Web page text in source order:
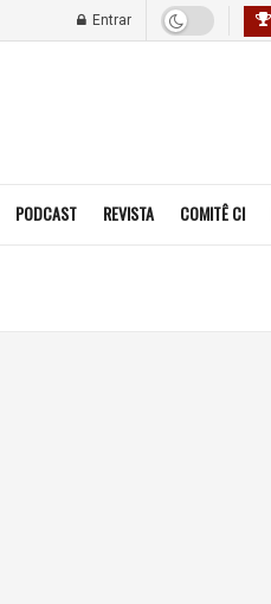
Entrar
PODCAST REVISTA COMITÊ CI